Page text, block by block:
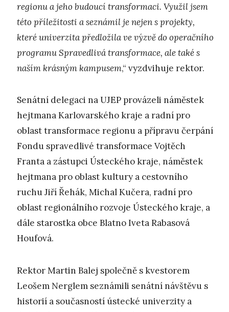
regionu a jeho budoucí transformaci. Využil jsem
této příležitosti a seznámil je nejen s projekty,
které univerzita předložila ve výzvě do operačního
programu Spravedlivá transformace, ale také s
naším krásným kampusem,“ vyzdvihuje rektor.
Senátní delegaci na UJEP provázeli náměstek
hejtmana Karlovarského kraje a radní pro
oblast transformace regionu a přípravu čerpání
Fondu spravedlivé transformace Vojtěch
Franta a zástupci Ústeckého kraje, náměstek
hejtmana pro oblast kultury a cestovního
ruchu Jiří Řehák, Michal Kučera, radní pro
oblast regionálního rozvoje Ústeckého kraje, a
dále starostka obce Blatno Iveta Rabasová
Houfová.
Rektor Martin Balej společně s kvestorem
Leošem Nerglem seznámili senátní návštěvu s
historií a současností ústecké univerzity a